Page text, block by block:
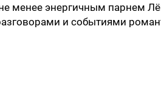
менее энергичным парнем
и событиями